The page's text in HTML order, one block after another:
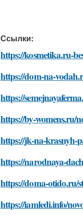
Ссылки:
https://kosmetika.ru-
https://dom-na-
https://
https://by-womens.ru/
https://jk-na-krasnyh-
https://narodnaya-
https://doma-otido.ru/
https://iamledi.info/